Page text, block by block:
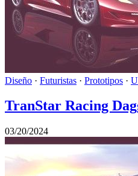
Diseño · Futuristas · Prototipos ·
TranStar Racing
03/20/2024